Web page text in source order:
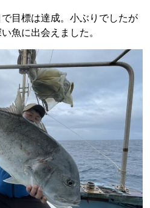
目標は達成。小ぶりでしたが
魚に出会えました。